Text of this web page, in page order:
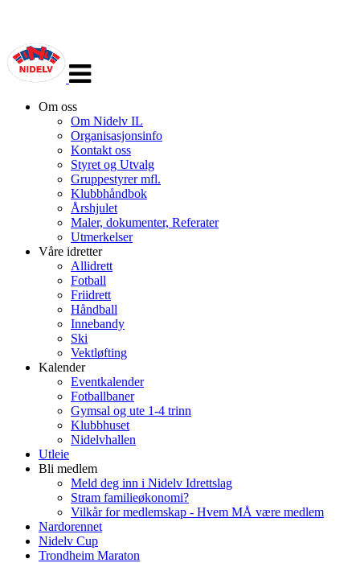
navigasjon
Om oss
Om Nidelv IL
Organisasjonsinfo
Kontakt oss
Styret og Utvalg
Gruppestyrer mfl.
Klubbhåndbok
Årshjulet
Maler, dokumenter, Referater
Utmerkelser
Våre idretter
Allidrett
Fotball
Friidrett
Håndball
Innebandy
Ski
Vektløfting
Kalender
Eventkalender
Fotballbaner
Gymsal og ute 1-4 trinn
Klubbhuset
Nidelvhallen
Utleie
Bli medlem
Meld deg inn i Nidelv Idrettslag
Stram familieøkonomi?
Vilkår for medlemskap - Hvem MÅ være medlem
Nardorennet
Nidelv Cup
Trondheim Maraton